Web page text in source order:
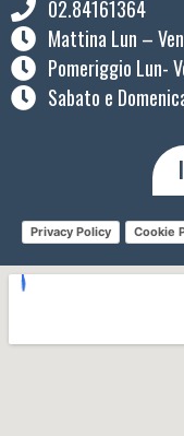
02.84161364
Mattina Lun –
Pomeriggio Lun-
Sabato e
Privacy Policy Cookie